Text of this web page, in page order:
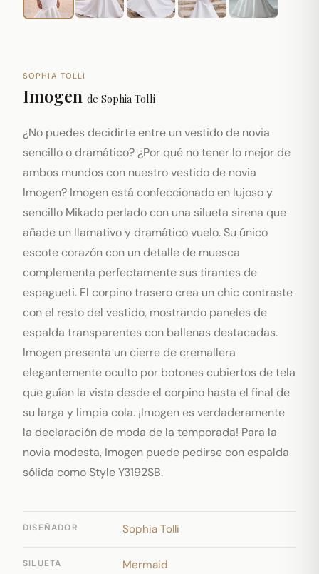
SOPHIA TOLLI
Imogen de Sophia Tolli
¿No puedes decidirte entre un vestido de novia
sencillo o dramático? ¿Por qué no tener lo mejor de
ambos mundos con nuestro vestido de novia
Imogen? Imogen está confeccionado en lujoso y
sencillo Mikado perlado con una silueta sirena que
añade un llamativo y dramático vuelo. Su único
escote corazón con un detalle de muesca
complementa perfectamente sus tirantes de
espagueti. El corpino trasero crea un chic contraste
con el resto del vestido, mostrando paneles de
espalda transparentes con ballenas destacadas.
Imogen presenta un cierre de cremallera
elegantemente oculto por botones cubiertos de tela
que guían la vista desde el corpino hasta el final de
su larga y limpia cola. ¡Imogen es verdaderamente
la declaración de moda de la temporada! Para la
novia modesta, Imogen puede pedirse con espalda
sólida como Style Y3192SB.
DISEÑADOR Sophia Tolli
SILUETA Mermaid